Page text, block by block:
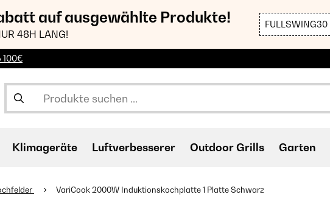
auf ausgewählte Produkte!
48H LANG!
FULLSWING30
100€
Klimageräte Luftverbesserer Outdoor Grills Garten
VariCook 2000W Induktionskochplatte 1 Platte Schwarz